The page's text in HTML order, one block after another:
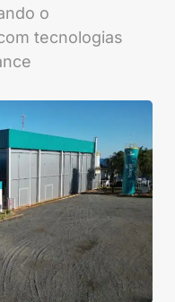
o
tecnologias